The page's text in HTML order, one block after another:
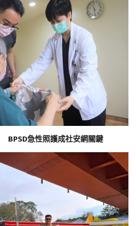
BPSD急性照護成社安網關鍵